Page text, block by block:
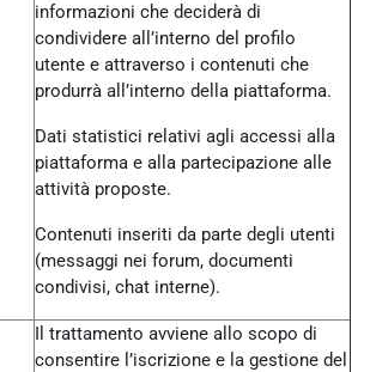
informazioni che deciderà di
condividere all’interno del profilo
utente e attraverso i contenuti che
produrrà all’interno della piattaforma.
Dati statistici relativi agli accessi alla
piattaforma e alla partecipazione alle
attività proposte.
Contenuti inseriti da parte degli utenti
(messaggi nei forum, documenti
condivisi, chat interne).
Il trattamento avviene allo scopo di
consentire l’iscrizione e la gestione del